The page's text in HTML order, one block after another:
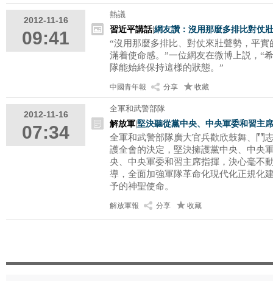
2012-11-16
09:41
熱議
習近平講話|網友讚：沒用那麼多排比對仗
“沒用那麼多排比、對仗來壯聲勢，平
滿着使命感。”一位網友在微博上説，“
隊能始終保持這樣的狀態。”
中國青年報 分享 收藏
2012-11-16
07:34
全軍和武警部隊
解放軍 堅決聽從黨中央、中央軍委和習主
全軍和武警部隊廣大官兵歡欣鼓舞、鬥
護全會的決定，堅決擁護黨中央、中央
央、中央軍委和習主席指揮，決心毫不
導，全面加強軍隊革命化現代化正規化
予的神聖使命。
解放軍報 分享 收藏